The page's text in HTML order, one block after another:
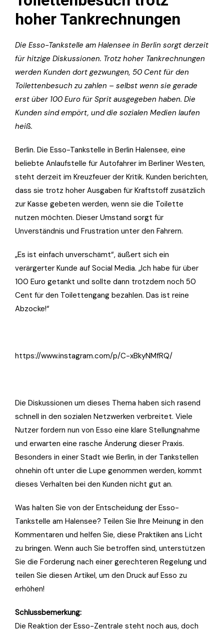
hoher Tankrechnungen
Die Esso-Tankstelle am Halensee in Berlin sorgt derzeit
für hitzige Diskussionen. Trotz hoher Tankrechnungen
werden Kunden dort gezwungen, 50 Cent für den
Toilettenbesuch zu zahlen – selbst wenn sie gerade
erst über 100 Euro für Sprit ausgegeben haben. Die
Kunden sind empört, und die sozialen Medien laufen
heiß.
Berlin. Die Esso-Tankstelle in Berlin Halensee, eine
beliebte Anlaufstelle für Autofahrer im Berliner Westen,
steht derzeit im Kreuzfeuer der Kritik. Kunden berichten,
dass sie trotz hoher Ausgaben für Kraftstoff zusätzlich
zur Kasse gebeten werden, wenn sie die Toilette
nutzen möchten. Dieser Umstand sorgt für
Unverständnis und Frustration unter den Fahrern.
„Es ist einfach unverschämt“, äußert sich ein
verärgerter Kunde auf Social Media. „Ich habe für über
100 Euro getankt und sollte dann trotzdem noch 50
Cent für den Toilettengang bezahlen. Das ist reine
Abzocke!“
https://www.instagram.com/p/C-xBkyNMfRQ/
Die Diskussionen um dieses Thema haben sich rasend
schnell in den sozialen Netzwerken verbreitet. Viele
Nutzer fordern nun von Esso eine klare Stellungnahme
und erwarten eine rasche Änderung dieser Praxis.
Besonders in einer Stadt wie Berlin, in der Tankstellen
ohnehin oft unter die Lupe genommen werden, kommt
dieses Verhalten bei den Kunden nicht gut an.
Was halten Sie von der Entscheidung der Esso-
Tankstelle am Halensee? Teilen Sie Ihre Meinung in den
Kommentaren und helfen Sie, diese Praktiken ans Licht
zu bringen. Wenn auch Sie betroffen sind, unterstützen
Sie die Forderung nach einer gerechteren Regelung und
teilen Sie diesen Artikel, um den Druck auf Esso zu
erhöhen!
Schlussbemerkung:
Die Reaktion der Esso-Zentrale steht noch aus, doch